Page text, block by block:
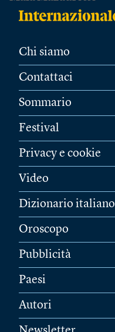
Chi siamo
Contattaci
Sommario
Festival
Privacy e cookie
Video
Dizionario italiano
Oroscopo
Pubblicità
Paesi
Autori